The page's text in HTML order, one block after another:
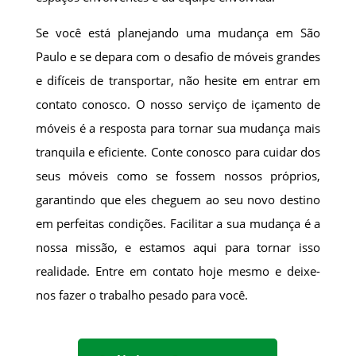
Se você está planejando uma mudança em São
Paulo e se depara com o desafio de móveis grandes
e difíceis de transportar, não hesite em entrar em
contato conosco. O nosso serviço de içamento de
móveis é a resposta para tornar sua mudança mais
tranquila e eficiente. Conte conosco para cuidar dos
seus móveis como se fossem nossos próprios,
garantindo que eles cheguem ao seu novo destino
em perfeitas condições. Facilitar a sua mudança é a
nossa missão, e estamos aqui para tornar isso
realidade. Entre em contato hoje mesmo e deixe-
nos fazer o trabalho pesado para você.